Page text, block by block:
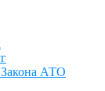
Закона АТО